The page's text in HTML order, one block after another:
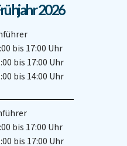
2026
bis 17:00 Uhr
bis 17:00 Uhr
bis 14:00 Uhr
bis 17:00 Uhr
bis 17:00 Uhr